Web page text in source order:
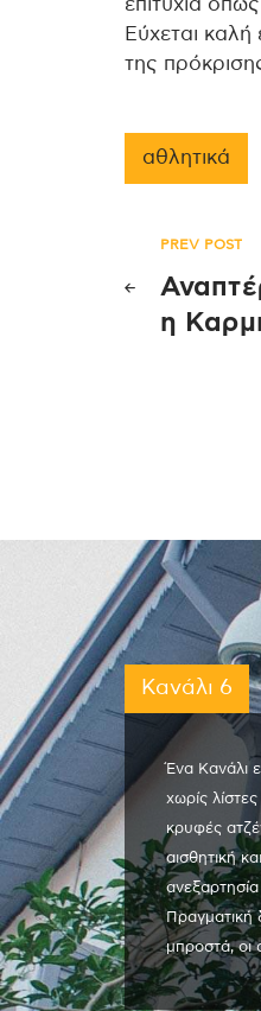
επιτυχία
Εύχεται
της
αθλητικά
PREV POST
η
Κανάλι 6
Ένα Κανάλι
χωρίς
κρυφές
αισθητική
Πραγματική
μπροστά, οι